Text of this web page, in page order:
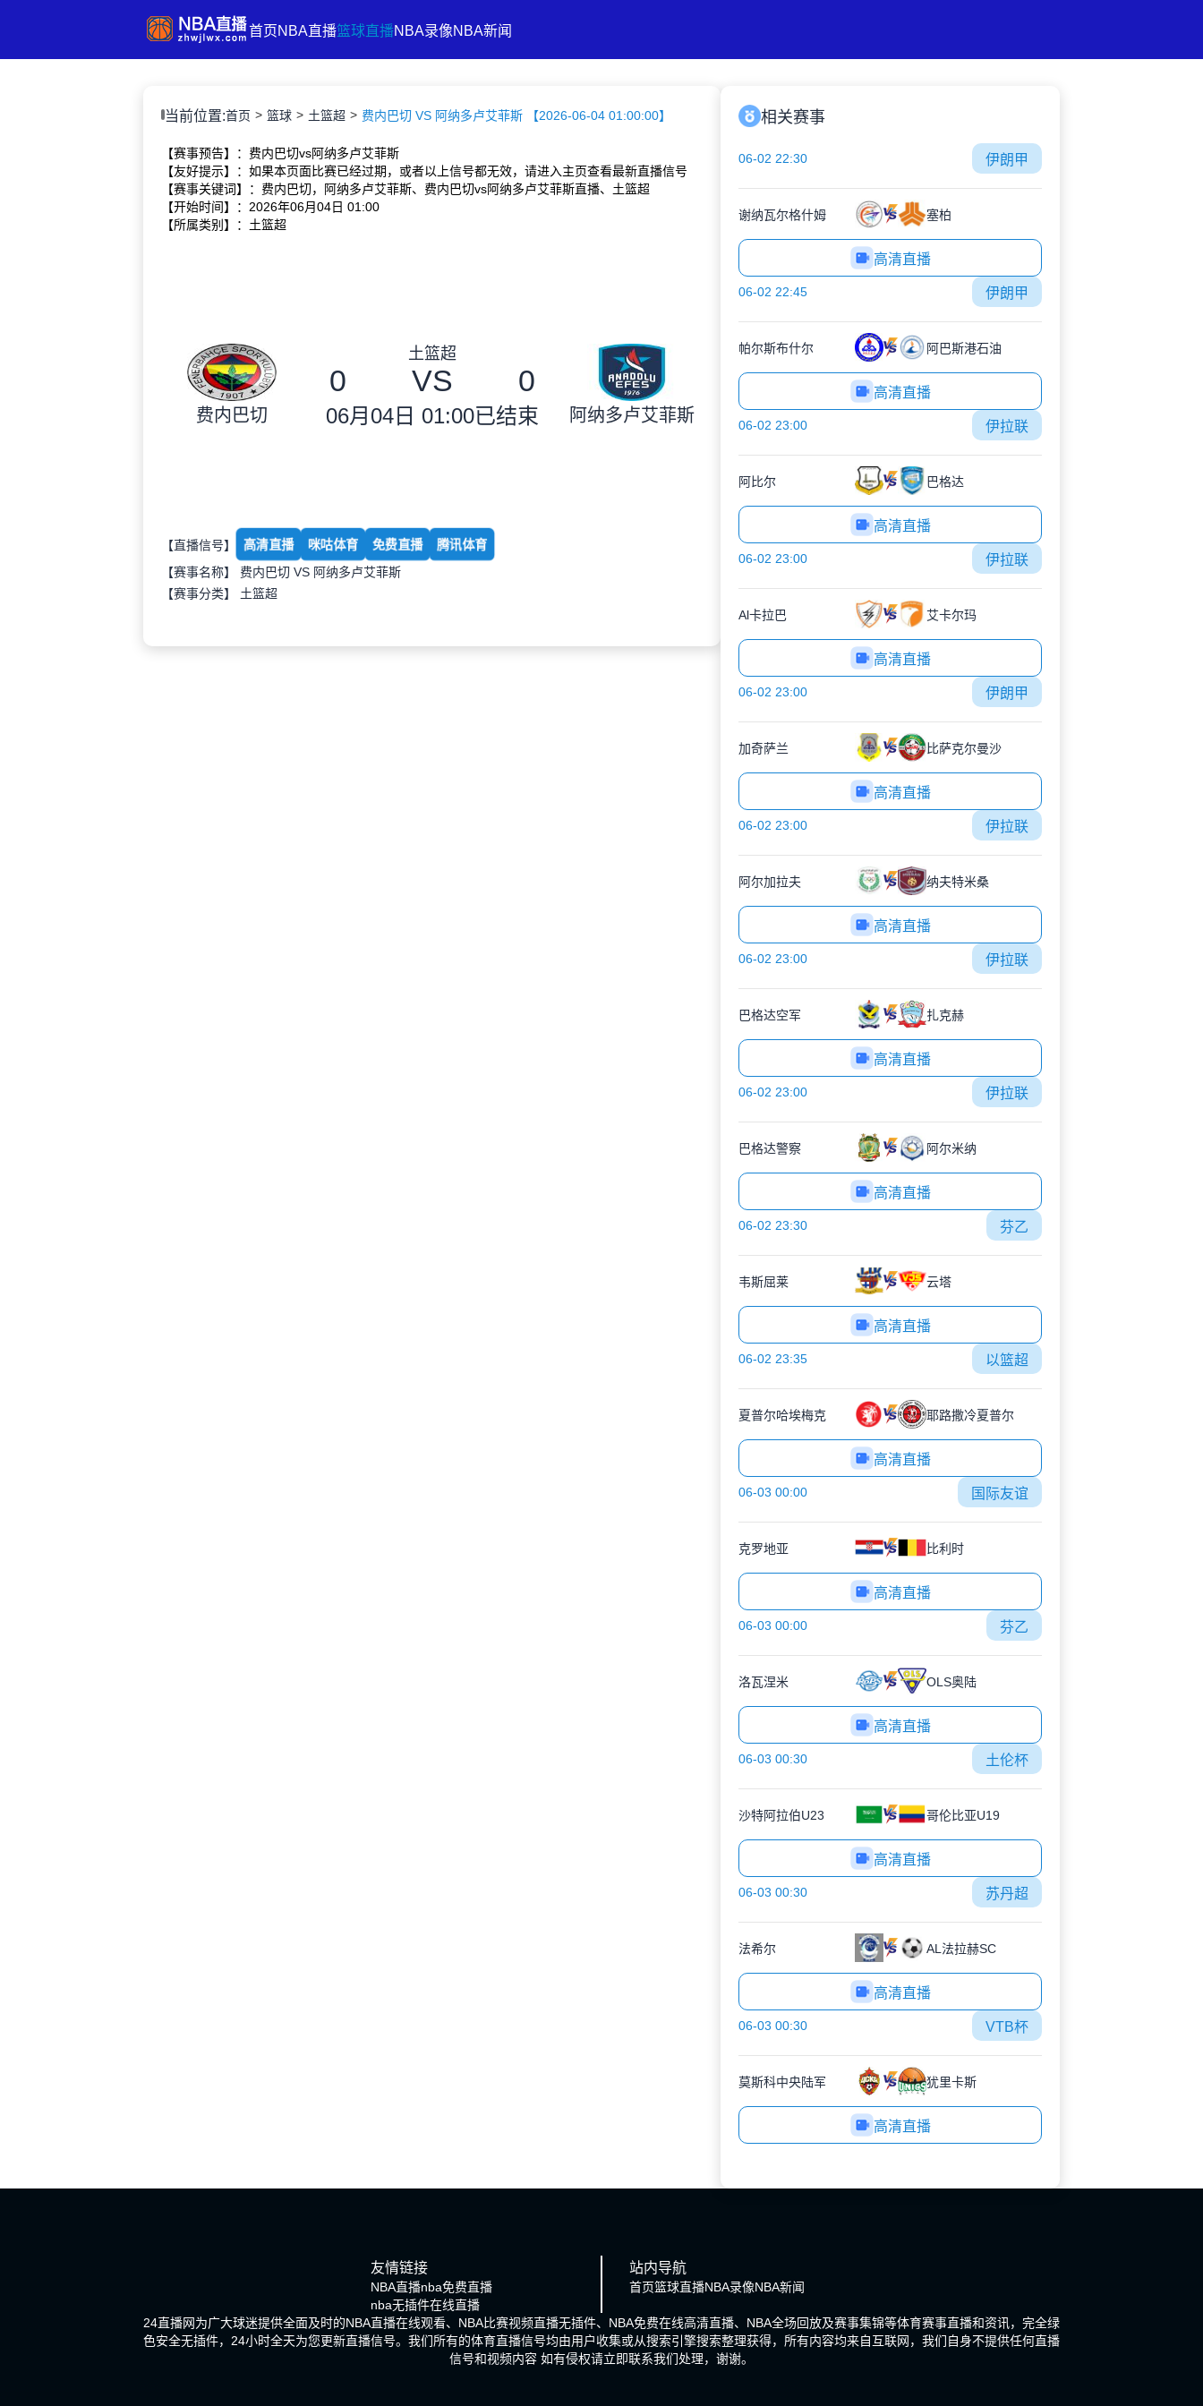
首页NBA直播篮球直播NBA录像NBA新闻
当前位置:首页 篮球 土篮超 费内巴切 VS 阿纳多卢艾菲斯 【2026-06-04 01:00:00】
【赛事预告】：费内巴切vs阿纳多卢艾菲斯
【友好提示】：如果本页面比赛已经过期，或者以上信号都无效，请进入主页查看最新直播信号
【赛事关键词】：费内巴切，阿纳多卢艾菲斯、费内巴切vs阿纳多卢艾菲斯直播、土篮超
【开始时间】：2026年06月04日 01:00
【所属类别】：土篮超
费内巴切
土篮超
0 VS 0
06月04日 01:00已结束 阿纳多卢艾菲斯
【直播信号】 高清直播 咪咕体育 免费直播 腾讯体育
【赛事名称】 费内巴切 VS 阿纳多卢艾菲斯
【赛事分类】 土篮超
相关赛事
06-02 22:30 伊朗甲
谢纳瓦尔格什姆 塞柏
高清直播
06-02 22:45 伊朗甲
帕尔斯布什尔 阿巴斯港石油
高清直播
06-02 23:00 伊拉联
阿比尔 巴格达
高清直播
06-02 23:00 伊拉联
Al卡拉巴 艾卡尔玛
高清直播
06-02 23:00 伊朗甲
加奇萨兰 比萨克尔曼沙
高清直播
06-02 23:00 伊拉联
阿尔加拉夫 纳夫特米桑
高清直播
06-02 23:00 伊拉联
巴格达空军 扎克赫
高清直播
06-02 23:00 伊拉联
巴格达警察 阿尔米纳
高清直播
06-02 23:30 芬乙
韦斯屈莱 云塔
高清直播
06-02 23:35 以篮超
夏普尔哈埃梅克 耶路撒冷夏普尔
高清直播
06-03 00:00 国际友谊
克罗地亚 比利时
高清直播
06-03 00:00 芬乙
洛瓦涅米 OLS奥陆
高清直播
06-03 00:30 土伦杯
沙特阿拉伯U23 哥伦比亚U19
高清直播
06-03 00:30 苏丹超
法希尔 AL法拉赫SC
高清直播
06-03 00:30 VTB杯
莫斯科中央陆军 犹里卡斯
高清直播
友情链接
NBA直播nba免费直播
nba无插件在线直播
站内导航
首页篮球直播NBA录像NBA新闻
24直播网为广大球迷提供全面及时的NBA直播在线观看、NBA比赛视频直播无插件、NBA免费在线高清直播、NBA全场回放及赛事集锦等体育赛事直播和资讯，完全绿
色安全无插件，24小时全天为您更新直播信号。我们所有的体育直播信号均由用户收集或从搜索引擎搜索整理获得，所有内容均来自互联网，我们自身不提供任何直播
信号和视频内容 如有侵权请立即联系我们处理，谢谢。